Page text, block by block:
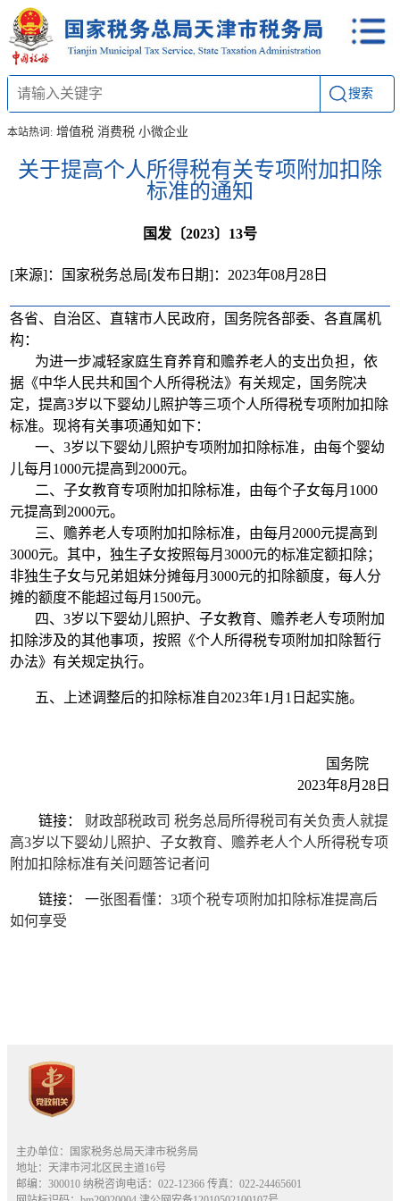
搜索
本站热词: 增值税 消费税 小微企业
关于提高个人所得税有关专项附加扣除
标准的通知
国发〔2023〕13号
[发布日期]：2023年08月28日
[来源]：国家税务总局
各省、自治区、直辖市人民政府，国务院各部委、各直属机
构：
为进一步减轻家庭生育养育和赡养老人的支出负担，依
据《中华人民共和国个人所得税法》有关规定，国务院决
定，提高3岁以下婴幼儿照护等三项个人所得税专项附加扣除
标准。现将有关事项通知如下：
一、3岁以下婴幼儿照护专项附加扣除标准，由每个婴幼
儿每月1000元提高到2000元。
二、子女教育专项附加扣除标准，由每个子女每月1000
元提高到2000元。
三、赡养老人专项附加扣除标准，由每月2000元提高到
3000元。其中，独生子女按照每月3000元的标准定额扣除；
非独生子女与兄弟姐妹分摊每月3000元的扣除额度，每人分
摊的额度不能超过每月1500元。
四、3岁以下婴幼儿照护、子女教育、赡养老人专项附加
扣除涉及的其他事项，按照《个人所得税专项附加扣除暂行
办法》有关规定执行。
五、上述调整后的扣除标准自2023年1月1日起实施。
国务院
2023年8月28日
链接： 财政部税政司 税务总局所得税司有关负责人就提
高3岁以下婴幼儿照护、子女教育、赡养老人个人所得税专项
附加扣除标准有关问题答记者问
链接：一张图看懂：3项个税专项附加扣除标准提高后
如何享受
主办单位：国家税务总局天津市税务局
地址：天津市河北区民主道16号
邮编：300010 纳税咨询电话：022-12366 传真：022-24465601